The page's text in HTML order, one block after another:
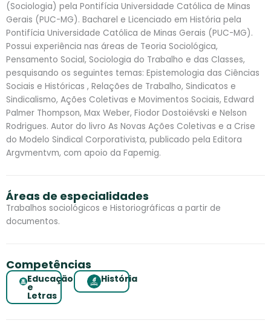
(Sociologia) pela Pontifícia Universidade Católica de Minas
Gerais (PUC-MG). Bacharel e Licenciado em História pela
Pontifícia Universidade Católica de Minas Gerais (PUC-MG).
Possui experiência nas áreas de Teoria Sociológica,
Pensamento Social, Sociologia do Trabalho e das Classes,
pesquisando os seguintes temas: Epistemologia das Ciências
Sociais e Históricas , Relações de Trabalho, Sindicatos e
Sindicalismo, Ações Coletivas e Movimentos Sociais, Edward
Palmer Thompson, Max Weber, Fiodor Dostoiévski e Nelson
Rodrigues. Autor do livro As Novas Ações Coletivas e a Crise
do Modelo Sindical Corporativista, publicado pela Editora
Argvmentvm, com apoio da Fapemig.
Áreas de especialidades
Trabalhos sociológicos e Historiográficas a partir de
documentos.
Competências
Educação
e
Letras
História